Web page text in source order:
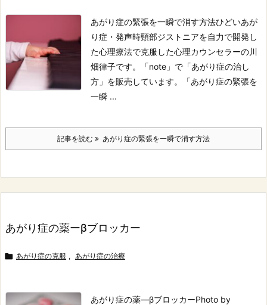
あがり症の緊張を一瞬で消す方法ひどいあが
り症・発声時頸部ジストニアを自力で開発し
た心理療法で克服した心理カウンセラーの川
畑律子です。
「note」で「あがり症の治し
方」を販売しています。
「あがり症の緊張を
一瞬 ...
記事を読む あがり症の緊張を一瞬で消す方法
あがり症の薬ーβブロッカー
 あがり症の克服 , あがり症の治療
あがり症の薬―βブロッカーPhoto by